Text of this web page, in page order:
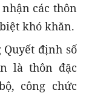
các thôn
khó khăn.
định số
là thôn đặc
công chức